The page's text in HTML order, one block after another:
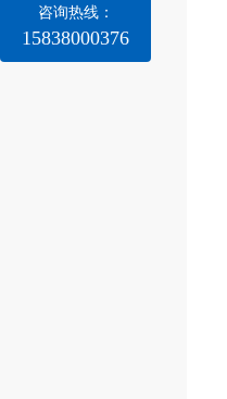
咨询热线：
15838000376